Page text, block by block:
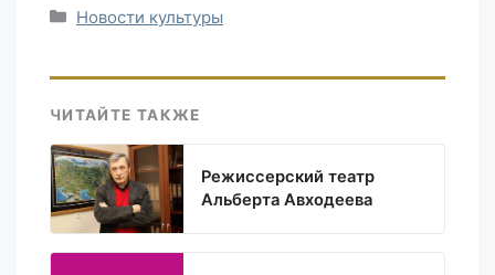
Рубрики
Новости культуры
ЧИТАЙТЕ ТАКЖЕ
Режиссерский театр
Альберта Авходеева